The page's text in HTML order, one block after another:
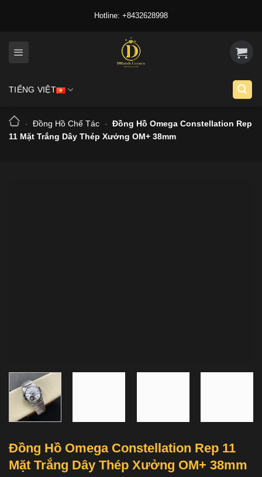
Hotline: +8432628998
TIẾNG VIỆT
- Đồng Hồ Chế Tác - Đồng Hồ Omega Constellation Rep
11 Mặt Trắng Dây Thép Xưởng OM+ 38mm
Đồng Hồ Omega Constellation Rep 11
Mặt Trắng Dây Thép Xưởng OM+ 38mm